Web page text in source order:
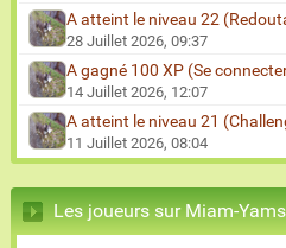
A atteint le niveau 22
28 Juillet 2026, 09:37
A gagné 100 XP (Se
14 Juillet 2026, 12:07
A atteint le niveau 21
11 Juillet 2026, 08:04
Les joueurs sur Miam-Yams